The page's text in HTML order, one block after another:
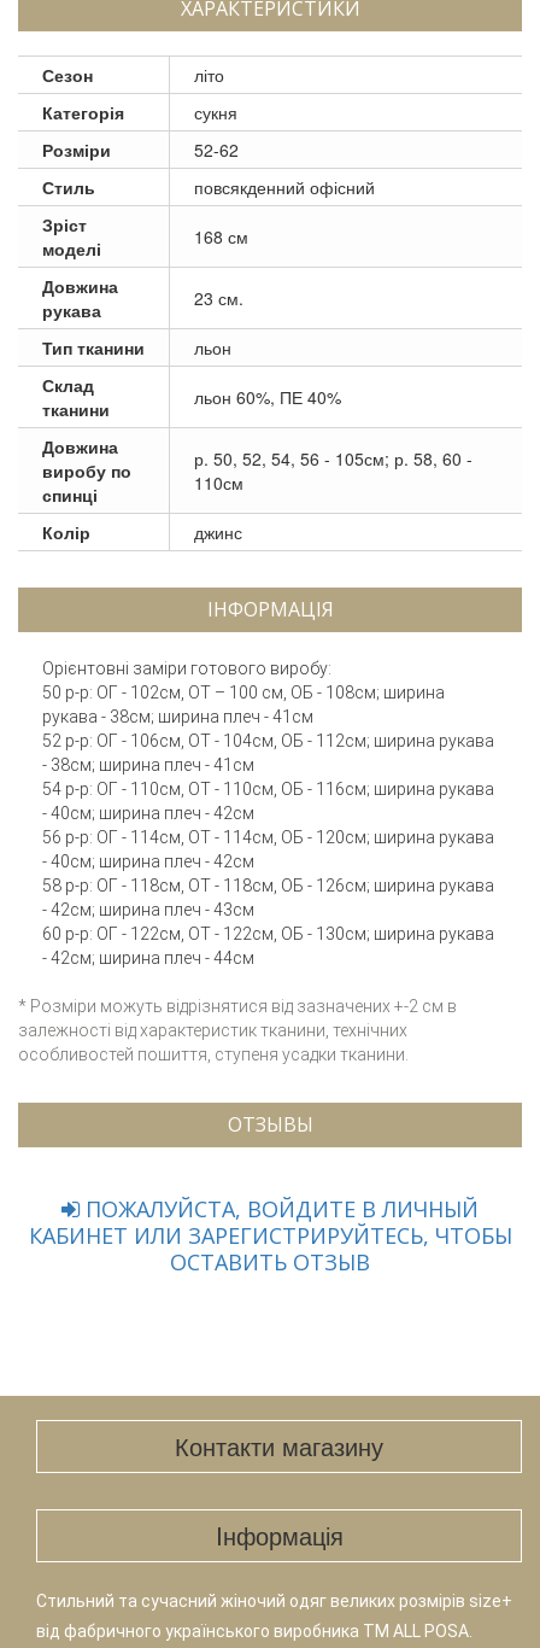
ХАРАКТЕРИСТИКИ
Сезон
літо
Категорія
сукня
Розміри
52-62
Стиль
повсякденний офісний
Зріст
моделі
168 см
Довжина
рукава
23 см.
Тип тканини
льон
Склад
тканини
льон 60%, ПЕ 40%
Довжина
виробу по
спинці
р. 50, 52, 54, 56 - 105см; р. 58, 60 -
110см
Колір джинс
ІНФОРМАЦІЯ
Орієнтовні заміри готового виробу:
50 р-р: ОГ - 102см, ОТ – 100 см, ОБ - 108см; ширина
рукава - 38см; ширина плеч - 41см
52 р-р: ОГ - 106см, ОТ - 104см, ОБ - 112см; ширина рукава
- 38см; ширина плеч - 41см
54 р-р: ОГ - 110см, ОТ - 110см, ОБ - 116см; ширина рукава
- 40см; ширина плеч - 42см
56 р-р: ОГ - 114см, ОТ - 114см, ОБ - 120см; ширина рукава
- 40см; ширина плеч - 42см
58 р-р: ОГ - 118см, ОТ - 118см, ОБ - 126см; ширина рукава
- 42см; ширина плеч - 43см
60 р-р: ОГ - 122см, ОТ - 122см, ОБ - 130см; ширина рукава
- 42см; ширина плеч - 44см
* Розміри можуть відрізнятися від зазначених +-2 см в
залежності від характеристик тканини, технічних
особливостей пошиття, ступеня усадки тканини.
ОТЗЫВЫ
ПОЖАЛУЙСТА, ВОЙДИТЕ В ЛИЧНЫЙ
КАБИНЕТ ИЛИ ЗАРЕГИСТРИРУЙТЕСЬ, ЧТОБЫ
ОСТАВИТЬ ОТЗЫВ
Контакти магазину
Iнформація
Стильний та сучасний жіночий одяг великих розмірів size+
від фабричного українського виробника TM ALL POSA.